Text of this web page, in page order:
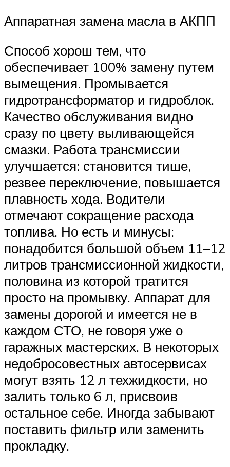
Аппаратная замена масла в АКПП
Способ хорош тем, что
обеспечивает 100% замену путем
вымещения. Промывается
гидротрансформатор и гидроблок.
Качество обслуживания видно
сразу по цвету выливающейся
смазки. Работа трансмиссии
улучшается: становится тише,
резвее переключение, повышается
плавность хода. Водители
отмечают сокращение расхода
топлива. Но есть и минусы:
понадобится большой объем 11–12
литров трансмиссионной жидкости,
половина из которой тратится
просто на промывку. Аппарат для
замены дорогой и имеется не в
каждом СТО, не говоря уже о
гаражных мастерских. В некоторых
недобросовестных автосервисах
могут взять 12 л техжидкости, но
залить только 6 л, присвоив
остальное себе. Иногда забывают
поставить фильтр или заменить
прокладку.